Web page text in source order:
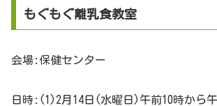
もぐもぐ離乳食教室
会場:保健センター
日時:(1)2月14日(水曜日)午前10時から